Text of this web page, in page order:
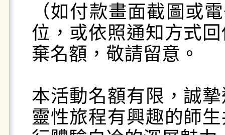
（如付款畫面截圖或
位，或依照通知方式
棄名額，敬請留意。
本活動名額有限，誠
靈性旅程有興趣的師